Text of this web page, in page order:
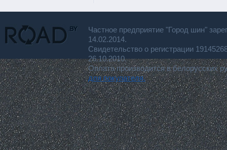
Частное предприятие "Город шин"
14.02.2014.
Свидетельство о регистрации
26.10.2010.
Оплата производится в белорусских
для покупателя.